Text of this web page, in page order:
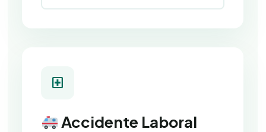
local_hospital
Accidente Laboral